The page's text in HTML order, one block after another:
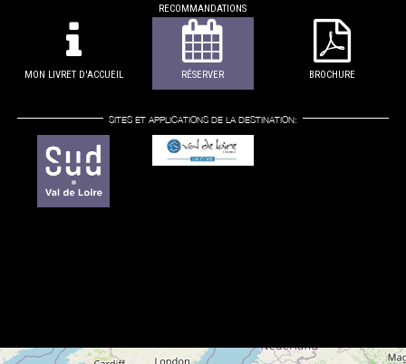
RECOMMANDATIONS
MON LIVRET D'ACCUEIL RÉSERVER BROCHURE
SITES ET APPLICATIONS DE LA DESTINATION: